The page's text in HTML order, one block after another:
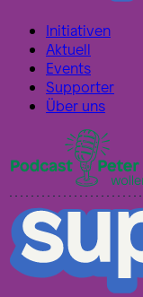
Initiativen
Aktuell
Events
Supporter
Über uns